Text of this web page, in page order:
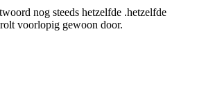
nog steeds hetzelfde .hetzelfde
voorlopig gewoon door.